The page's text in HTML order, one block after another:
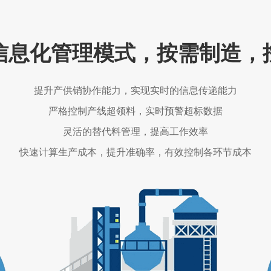
息化管理模式，按需制造，
提升产供销协作能力，实现实时的信息传递能力
严格控制产线超领料，实时预警超标数据
灵活的替代料管理，提高工作效率
快速计算生产成本，提升准确率，有效控制各环节成本